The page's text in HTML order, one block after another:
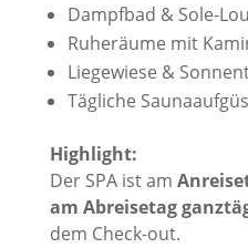
Dampfbad & Sole-
Ruheräume mit
Liegewiese &
Tägliche
Highlight:
Der SPA ist am
am Abreisetag
dem Check-out.